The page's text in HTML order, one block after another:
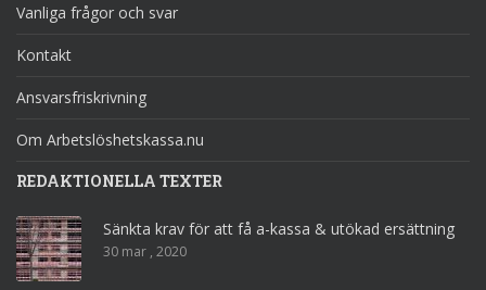
Vanliga frågor och svar
Kontakt
Ansvarsfriskrivning
Om Arbetslöshetskassa.nu
REDAKTIONELLA TEXTER
Sänkta krav för att få a-kassa & utökad ersättning
30 mar , 2020